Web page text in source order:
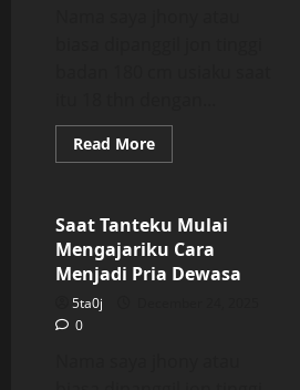
Read MoreRead
more
Mulai
Mengajariku
Cara
Menjadi
Pria
Uncategorized
Saat Tanteku Mulai
Mengajariku Cara
Menjadi Pria Dewasa
5ta0j
0